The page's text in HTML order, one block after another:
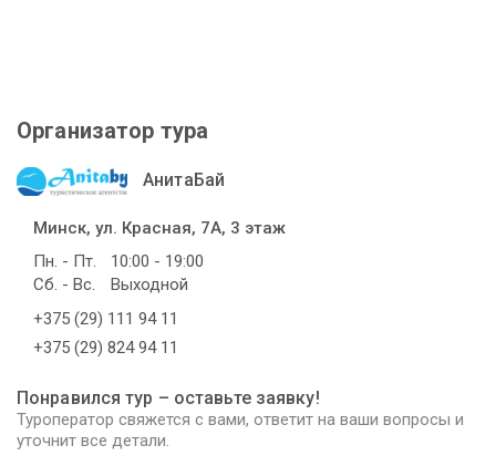
Организатор тура
АнитаБай
Минск, ул. Красная, 7А, 3 этаж
Пн. - Пт.
10:00 - 19:00
Сб. - Вс.
Выходной
+375 (29) 111 94 11
+375 (29) 824 94 11
Понравился тур – оставьте заявку!
Туроператор свяжется с вами, ответит на ваши вопросы и
уточнит все детали.